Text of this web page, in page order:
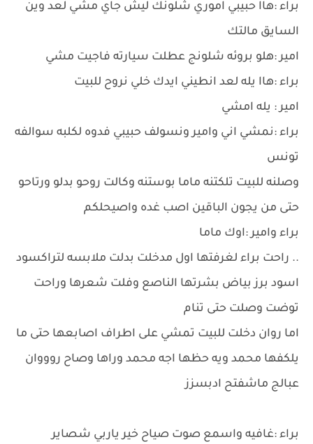
براء :هاا حبيبي اموري شلونك ليش جاي مشي لعد وين
السايق مالتك
امير :هلو بروئه شلونج عطلت سيارته فاجيت مشي
براء :هاا يله لعد انطيني ايدك خلي نروح للبيت
امير : يله امشي
براء :نمشي اني وامير ونسولف حبيبي فدوه لكلبه سوالفه
تونس
وصلنه للبيت تلكتنه ماما بوستنه وكالت روحو بدلو ورتاحو
حتى من يجون الباقين اصب غده واصيحلكم
براء وامير :اوك ماما
.. راحت براء لغرفتها اول مدخلت بدلت ملابسه لتراكسود
اسود برز بياض بشرتها الناصع وفلت شعرها وراحت
توضت وصلت حتى تنام
اما روان دخلت للبيت تمشي على اطراف اصابعها حتى ما
يلكفها محمد ويه حظها اجه محمد وراها وصاح روووان
عبالج ماشفتح ادبسزز
براء :غافيه واسمع صوت صياح خير ياربي شصاير